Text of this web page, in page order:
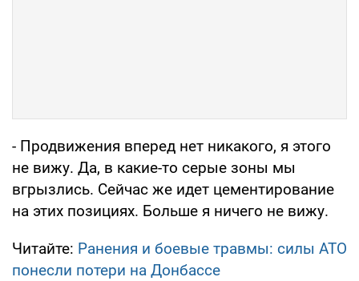
- Продвижения вперед нет никакого, я этого
не вижу. Да, в какие-то серые зоны мы
вгрызлись. Сейчас же идет цементирование
на этих позициях. Больше я ничего не вижу.
Читайте: Ранения и боевые травмы: силы АТО
понесли потери на Донбассе